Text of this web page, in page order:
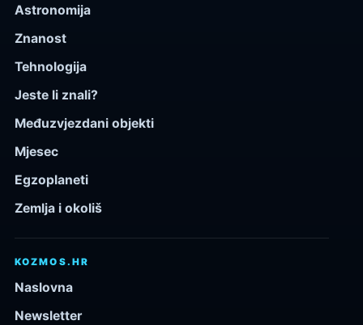
Astronomija
Znanost
Tehnologija
Jeste li znali?
Međuzvjezdani objekti
Mjesec
Egzoplaneti
Zemlja i okoliš
KOZMOS.HR
Naslovna
Newsletter